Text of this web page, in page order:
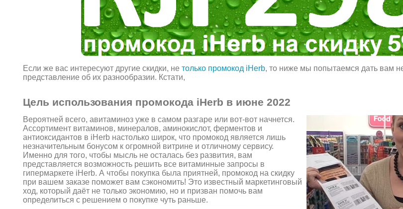
Если же вас интересуют другие скидки, не только промокод iHerb, то ниже мы попытаемся дать вам
представление об их разнообразии. Кстати,
Цель использования промокода iHerb в июне 2022
Вероятней всего, авитаминоз уже в самом разгаре или вот-вот начнется.
Ассортимент витаминов, минералов, аминокислот, ферментов и
антиоксидантов в iHerb настолько широк, что промокод является лишь
незначительным бонусом к огромной витрине и отличному сервису.
Именно для того, чтобы мысль не осталась без развития, вам
представляется возможность решить все витаминные запросы в
гипермаркете iHerb. А чтобы покупка была приятней, промокод на скидку
при вашем заказе поможет вам сэкономить! Это известный маркетинговый
ход, который даёт не только экономию, но и призван помочь вам
определиться с решением о покупке чуть раньше.